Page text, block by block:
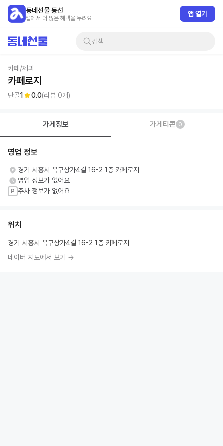
동네선물 동선
앱에서 더 많은 혜택을 누려요
앱 열기
검색
카페/제과
카페로지
단골1 0.0(리뷰 0개)
가게정보 가게티콘 0
영업 정보
경기 시흥시 옥구상가4길 16-2 1층 카페로지
영업 정보가 없어요
P 주차 정보가 없어요
위치
경기 시흥시 옥구상가4길 16-2 1층 카페로지
네이버 지도에서 보기 →